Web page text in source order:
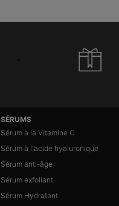
SÉRUMS
Sérum à la Vitamine C
Sérum à l'acide hyaluronique
Sérum anti-âge
Sérum exfoliant
Sérum Hydratant